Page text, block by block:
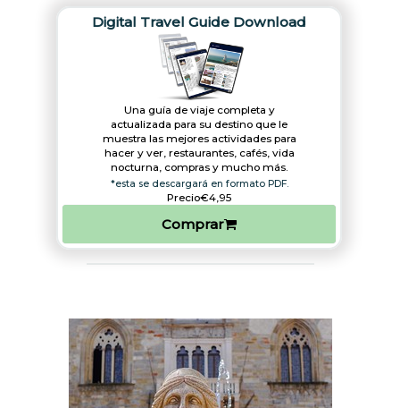
Digital Travel Guide Download
Una guía de viaje completa y
actualizada para su destino que le
muestra las mejores actividades para
hacer y ver, restaurantes, cafés, vida
nocturna, compras y mucho más.
*esta se descargará en formato PDF.
Precio€4,95
Comprar